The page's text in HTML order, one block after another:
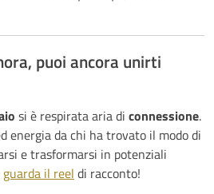
puoi ancora unirti
si è respirata aria di connessione.
energia da chi ha trovato il modo di
e trasformarsi in potenziali
guarda il reel di racconto!